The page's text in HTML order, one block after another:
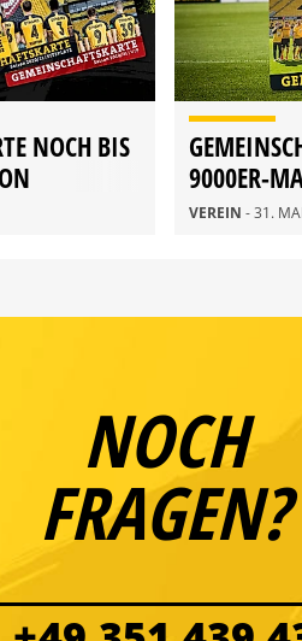
NOCH BIS
9000ER-
VEREIN - 31.
NOCH
FRAGEN?